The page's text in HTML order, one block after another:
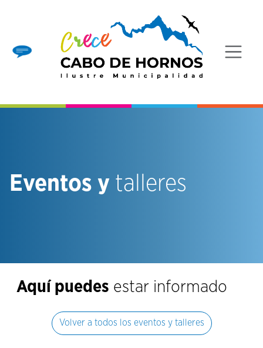
Eventos y talleres
Aquí puedes estar informado
Volver a todos los eventos y talleres